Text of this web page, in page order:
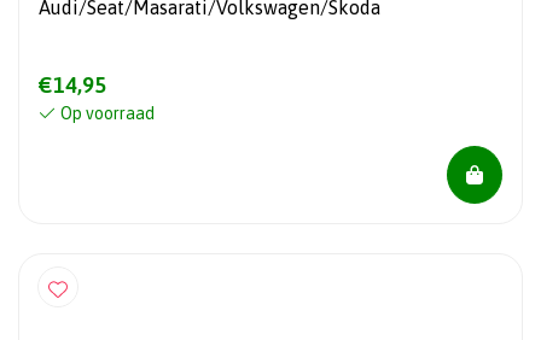
Audi/Seat/Masarati/Volkswagen/Skoda
€14,95
Op voorraad